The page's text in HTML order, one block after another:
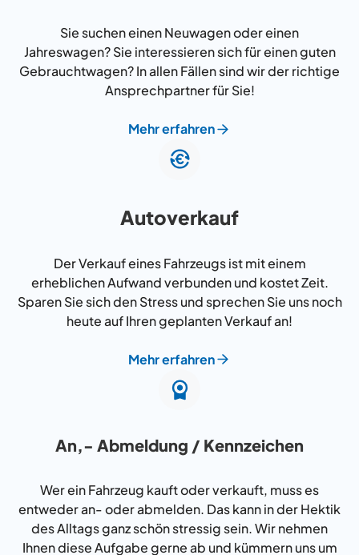
Sie suchen einen Neuwagen oder einen
Jahreswagen? Sie interessieren sich für einen guten
Gebrauchtwagen? In allen Fällen sind wir der richtige
Ansprechpartner für Sie!
Mehr erfahren
Autoverkauf
Der Verkauf eines Fahrzeugs ist mit einem
erheblichen Aufwand verbunden und kostet Zeit.
Sparen Sie sich den Stress und sprechen Sie uns noch
heute auf Ihren geplanten Verkauf an!
Mehr erfahren
An,- Abmeldung / Kennzeichen
Wer ein Fahrzeug kauft oder verkauft, muss es
entweder an- oder abmelden. Das kann in der Hektik
des Alltags ganz schön stressig sein. Wir nehmen
Ihnen diese Aufgabe gerne ab und kümmern uns um